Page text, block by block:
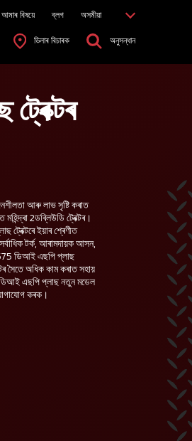
আমাৰ বিষয়ে ব্লগ অসমীয়া
ডিলাৰ বিচাৰক অনুসন্ধান
আৰু লাভ সৃষ্টি কৰাত
2ডব্লিউডি ট্ৰেক্টৰ।
ট্ৰেক্টৰে ইয়াৰ শ্ৰেণীত
টৰ্ক, আৰামদায়ক আসন,
ডিআই এছপি প্লাছ
সৈতে অধিক কাম কৰাত সহায়
ডিআই এছপি প্লাছ নতুন মডেল
কৰক।